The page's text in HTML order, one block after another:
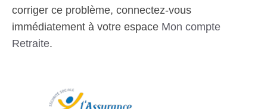
corriger ce problème, connectez-vous
immédiatement à votre espace Mon compte
Retraite.